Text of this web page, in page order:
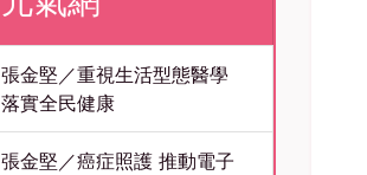
張金堅／重視生活型態醫學
落實全民健康
張金堅／癌症照護 推動電子